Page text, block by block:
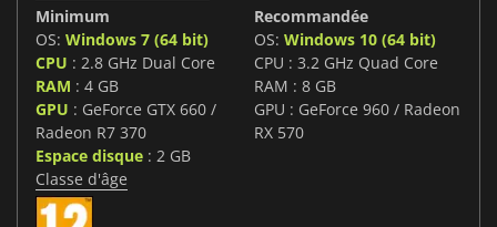
Minimum
OS: Windows 7 (64 bit)
CPU : 2.8 GHz Dual Core
RAM : 4 GB
GPU : GeForce GTX 660 /
Radeon R7 370
Espace disque : 2 GB
Recommandée
OS: Windows 10 (64 bit)
CPU : 3.2 GHz Quad Core
RAM : 8 GB
GPU : GeForce 960 / Radeon
RX 570
Classe d'âge